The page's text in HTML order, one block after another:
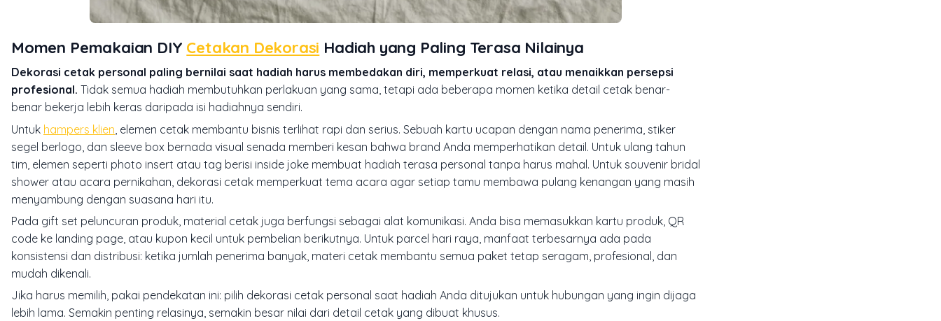
Momen Pemakaian DIY Cetakan Dekorasi Hadiah yang Paling Terasa Nilainya
Dekorasi cetak personal paling bernilai saat hadiah harus membedakan diri, memperkuat relasi, atau menaikkan persepsi
profesional. Tidak semua hadiah membutuhkan perlakuan yang sama, tetapi ada beberapa momen ketika detail cetak benar-
benar bekerja lebih keras daripada isi hadiahnya sendiri.
Untuk hampers klien , elemen cetak membantu bisnis terlihat rapi dan serius. Sebuah kartu ucapan dengan nama penerima, stiker
segel berlogo, dan sleeve box bernada visual senada memberi kesan bahwa brand Anda memperhatikan detail. Untuk ulang tahun
tim, elemen seperti photo insert atau tag berisi inside joke membuat hadiah terasa personal tanpa harus mahal. Untuk souvenir bridal
shower atau acara pernikahan, dekorasi cetak memperkuat tema acara agar setiap tamu membawa pulang kenangan yang masih
menyambung dengan suasana hari itu.
Pada gift set peluncuran produk, material cetak juga berfungsi sebagai alat komunikasi. Anda bisa memasukkan kartu produk, QR
code ke landing page, atau kupon kecil untuk pembelian berikutnya. Untuk parcel hari raya, manfaat terbesarnya ada pada
konsistensi dan distribusi: ketika jumlah penerima banyak, materi cetak membantu semua paket tetap seragam, profesional, dan
mudah dikenali.
Jika harus memilih, pakai pendekatan ini: pilih dekorasi cetak personal saat hadiah Anda ditujukan untuk hubungan yang ingin dijaga
lebih lama. Semakin penting relasinya, semakin besar nilai dari detail cetak yang dibuat khusus.